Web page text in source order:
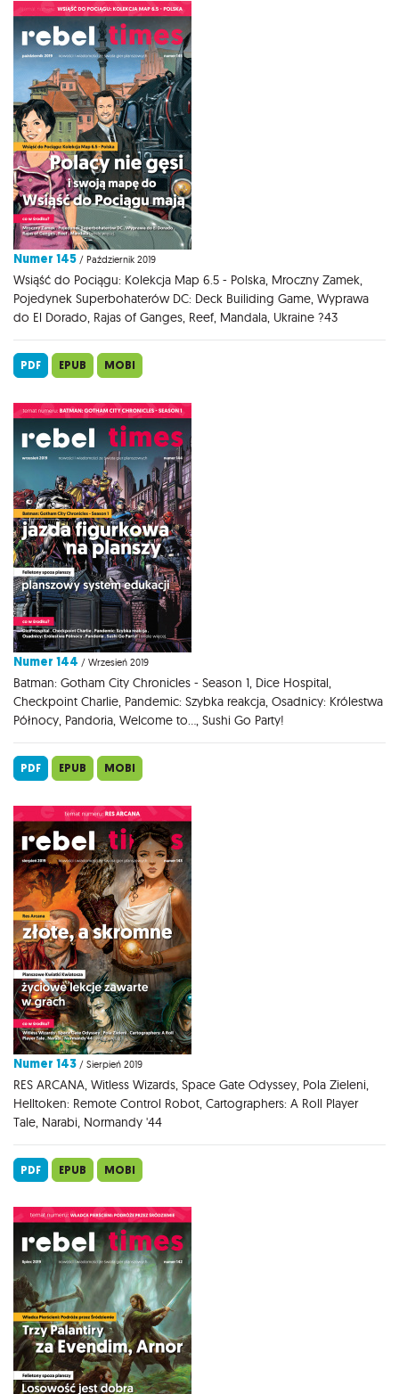
Numer 145 / Październik 2019
Wsiąść do Pociągu: Kolekcja Map 6.5 - Polska, Mroczny Zamek,
Pojedynek Superbohaterów DC: Deck Builiding Game, Wyprawa
do El Dorado, Rajas of Ganges, Reef, Mandala, Ukraine ?43
PDF EPUB MOBI
Numer 144 / Wrzesień 2019
Batman: Gotham City Chronicles - Season 1, Dice Hospital,
Checkpoint Charlie, Pandemic: Szybka reakcja, Osadnicy: Królestwa
Północy, Pandoria, Welcome to..., Sushi Go Party!
PDF EPUB MOBI
Numer 143 / Sierpień 2019
RES ARCANA, Witless Wizards, Space Gate Odyssey, Pola Zieleni,
Helltoken: Remote Control Robot, Cartographers: A Roll Player
Tale, Narabi, Normandy '44
PDF EPUB MOBI